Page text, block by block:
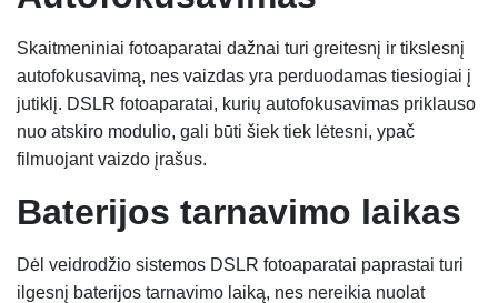
Skaitmeniniai fotoaparatai dažnai turi greitesnį ir tikslesnį
autofokusavimą, nes vaizdas yra perduodamas tiesiogiai į
jutiklį. DSLR fotoaparatai, kurių autofokusavimas priklauso
nuo atskiro modulio, gali būti šiek tiek lėtesni, ypač
filmuojant vaizdo įrašus.
Baterijos tarnavimo laikas
Dėl veidrodžio sistemos DSLR fotoaparatai paprastai turi
ilgesnį baterijos tarnavimo laiką, nes nereikia nuolat